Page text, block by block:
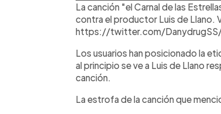
La canción "el Carnal de las
contra el productor Luis de Llano.
https://twitter.com/
Los usuarios han posicionado la
al principio se ve a Luis de Llano
canción.
La estrofa de la canción que